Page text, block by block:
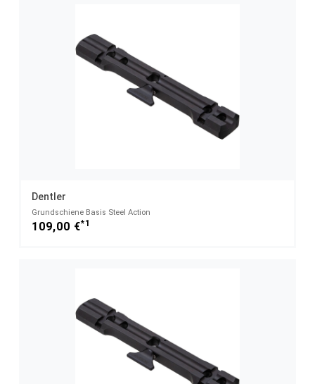
Dentler
Grundschiene Basis Steel Action
109,00 €*1